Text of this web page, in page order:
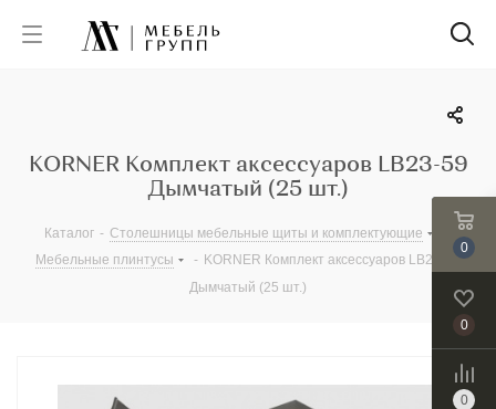
KORNER Комплект аксессуаров LB23-59
Дымчатый (25 шт.)
Каталог - Столешницы мебельные щиты и комплектующие
Мебельные плинтусы
- KORNER Комплект аксессуаров LB23-59
Дымчатый (25 шт.)
0
0
0